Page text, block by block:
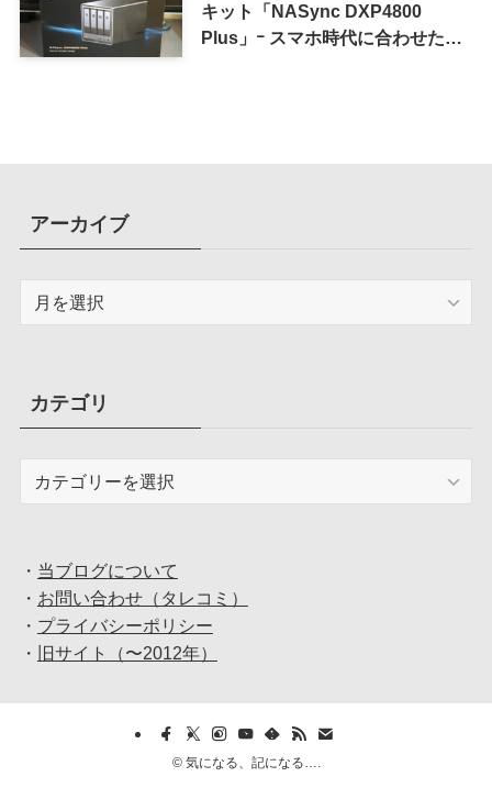
キット「NASync DXP4800
Plus」ｰ スマホ時代に合わせた設
アーカイブ
ブカテゴリ
・ 当ブログについて
・ お問い合わせ（タレコミ）
・ プライバシーポリシー
・
旧サイト（〜2012年）
©気になる、記になる….